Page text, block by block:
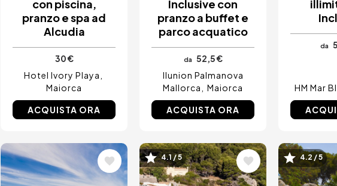
con piscina,
pranzo e spa ad
Alcudia
30 €
Hotel Ivory Playa
Maiorca
ACQUISTA ORA
Inclusive con
pranzo a buffet e
parco acquatico
da 52,5 €
Ilunion Palmanova
Mallorca
Maiorca
ACQUISTA ORA
da
HM Mar
Immagine Immagine
4.1 / 5 4.2 / 5